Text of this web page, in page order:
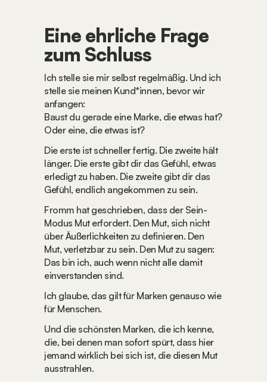
Eine ehrliche Frage
zum Schluss
Ich stelle sie mir selbst regelmäßig. Und ich
stelle sie meinen Kund*innen, bevor wir
anfangen:
Baust du gerade eine Marke, die etwas hat?
Oder eine, die etwas ist?
Die erste ist schneller fertig. Die zweite hält
länger. Die erste gibt dir das Gefühl, etwas
erledigt zu haben. Die zweite gibt dir das
Gefühl, endlich angekommen zu sein.
Fromm hat geschrieben, dass der Sein-
Modus Mut erfordert. Den Mut, sich nicht
über Äußerlichkeiten zu definieren. Den
Mut, verletzbar zu sein. Den Mut zu sagen:
Das bin ich, auch wenn nicht alle damit
einverstanden sind.
Ich glaube, das gilt für Marken genauso wie
für Menschen.
Und die schönsten Marken, die ich kenne,
die, bei denen man sofort spürt, dass hier
jemand wirklich bei sich ist, die diesen Mut
ausstrahlen.